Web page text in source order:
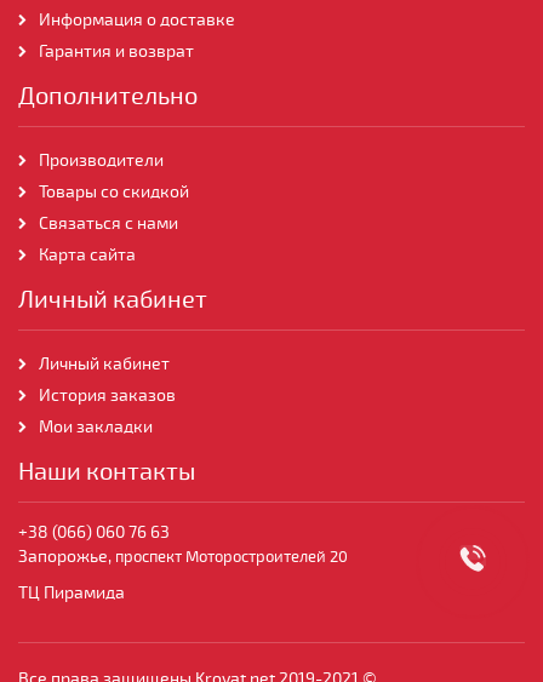
Информация о доставке
Гарантия и возврат
Дополнительно
Производители
Товары со скидкой
Связаться с нами
Карта сайта
Личный кабинет
Личный кабинет
История заказов
Мои закладки
Наши контакты
+38 (066) 060 76 63
Запорожье, проспект Моторостроителей 20
ТЦ Пирамида